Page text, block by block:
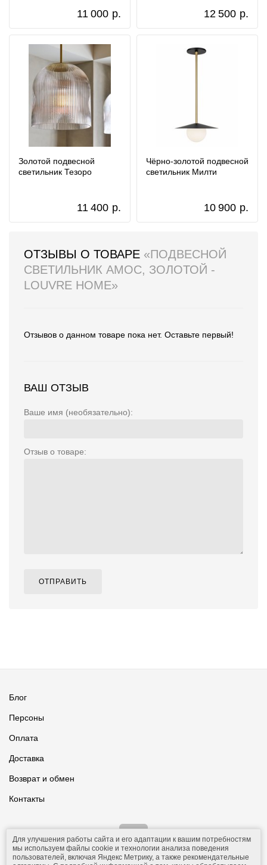
11 000 р. 12 500 р.
Золотой подвесной
светильник Тезоро
11 400 р.
Чёрно-золотой подвесной
светильник Милти
10 900 р.
ОТЗЫВЫ О ТОВАРЕ «ПОДВЕСНОЙ
СВЕТИЛЬНИК АМОС, ЗОЛОТОЙ -
LOUVRE HOME»
Отзывов о данном товаре пока нет. Оставьте первый!
ВАШ ОТЗЫВ
Ваше имя (необязательно):
Отзыв о товаре:
ОТПРАВИТЬ
Блог
Персоны
Оплата
Доставка
Возврат и обмен
Контакты
Для улучшения работы сайта и его адаптации к вашим потребностям
мы используем файлы cookie и технологии анализа поведения
пользователей, включая Яндекс Метрику, а также рекомендательные